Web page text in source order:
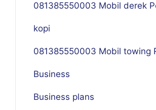
081385550003 Mobil derek
kopi
081385550003 Mobil towing
Business
Business plans